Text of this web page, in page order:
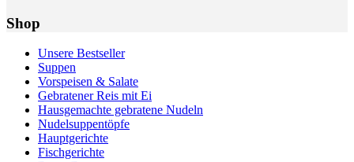
Shop
Unsere Bestseller
Suppen
Vorspeisen & Salate
Gebratener Reis mit Ei
Hausgemachte gebratene Nudeln
Nudelsuppentöpfe
Hauptgerichte
Fischgerichte